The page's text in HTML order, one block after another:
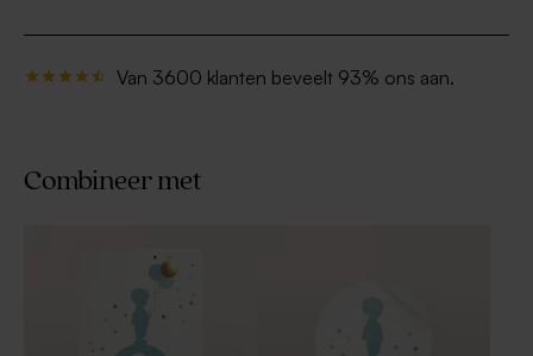
Van 3600 klanten beveelt 93% ons aan.
Combineer met